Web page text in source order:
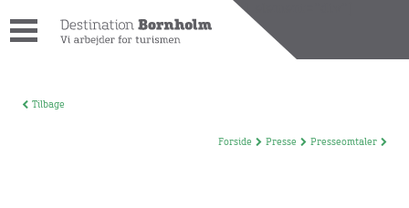
[wpdreams_ajaxsearchlite_results id=1 element="div"]
Tilbage
Forside Presse Presseomtaler